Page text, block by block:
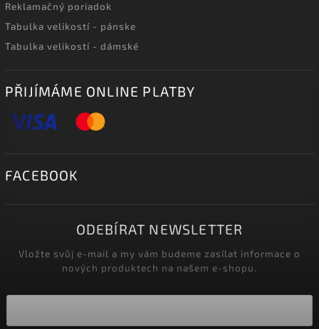
Reklamačný poriadok
Tabulka velikostí - pánske
Tabulka velikostí - dámské
PŘIJÍMÁME ONLINE PLATBY
FACEBOOK
ODEBÍRAT NEWSLETTER
Vložte svůj e-mail a my vám budeme zasílat informace o
nových produktech na našem e-shopu.